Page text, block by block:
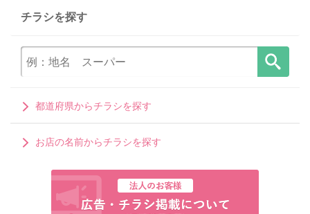
チラシを探す
都道府県からチラシを探す
お店の名前からチラシを探す